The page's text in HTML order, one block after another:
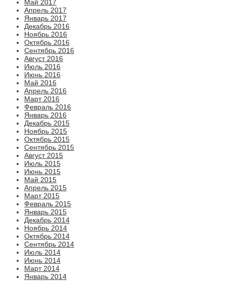
Май 2017
Апрель 2017
Январь 2017
Декабрь 2016
Ноябрь 2016
Октябрь 2016
Сентябрь 2016
Август 2016
Июль 2016
Июнь 2016
Май 2016
Апрель 2016
Март 2016
Февраль 2016
Январь 2016
Декабрь 2015
Ноябрь 2015
Октябрь 2015
Сентябрь 2015
Август 2015
Июль 2015
Июнь 2015
Май 2015
Апрель 2015
Март 2015
Февраль 2015
Январь 2015
Декабрь 2014
Ноябрь 2014
Октябрь 2014
Сентябрь 2014
Июль 2014
Июнь 2014
Март 2014
Январь 2014